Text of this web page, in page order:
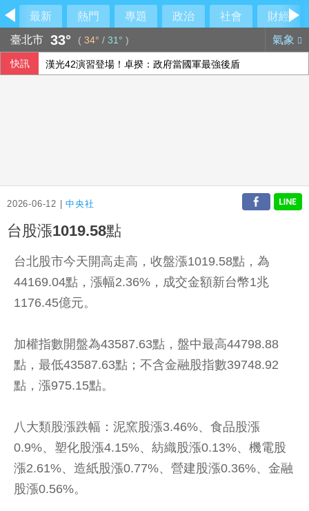
最新 熱門 專題 政治 社會
財經
臺北市 33° ( 34° / 31° ) 氣象
快訊 漢光42演習登場！卓揆：政府當國軍最強後盾
2026-06-12 |中央社
台股漲1019.58點
台北股市今天開高走高，收盤漲1019.58點，為
44169.04點，漲幅2.36%，成交金額新台幣1兆
1176.45億元。
加權指數開盤為43587.63點，盤中最高44798.88
點，最低43587.63點；不含金融股指數39748.92
點，漲975.15點。
八大類股漲跌幅：泥窯股漲3.46%、食品股漲
0.9%、塑化股漲4.15%、紡織股漲0.13%、機電股
漲2.61%、造紙股漲0.77%、營建股漲0.36%、金融
股漲0.56%。